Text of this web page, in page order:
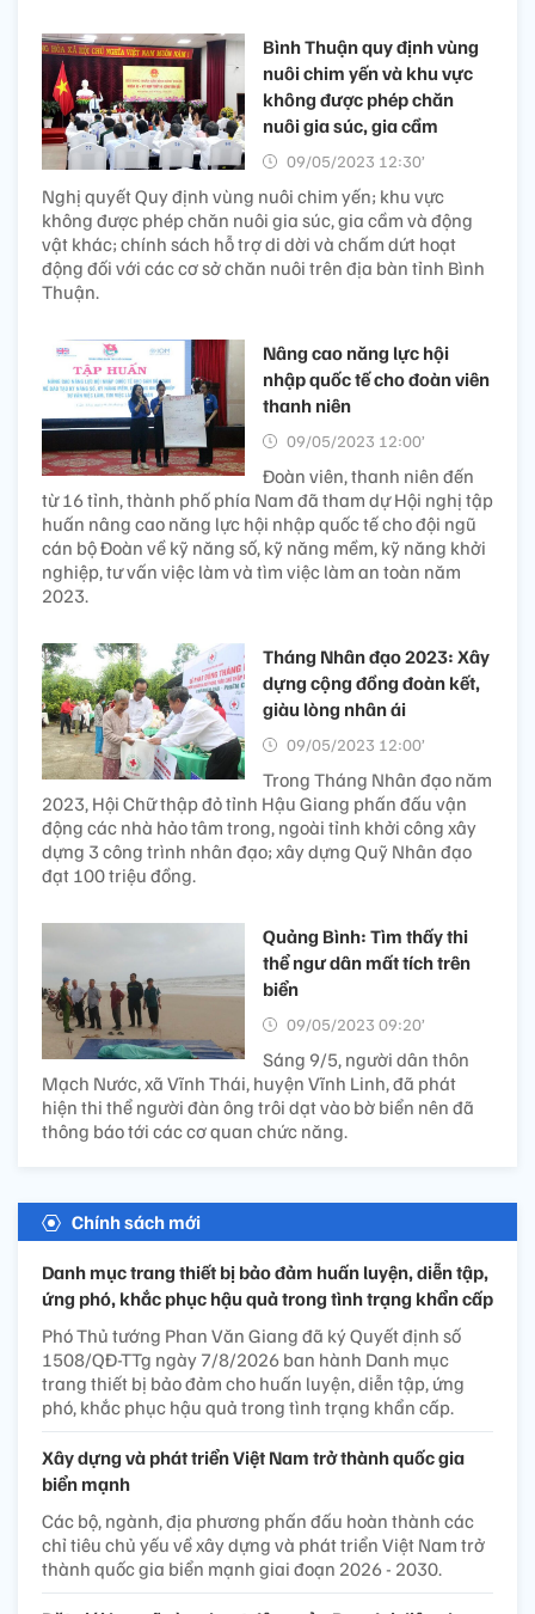
Bình Thuận quy định vùng
nuôi chim yến và khu vực
không được phép chăn
nuôi gia súc, gia cầm
09/05/2023 12:30’
Nghị quyết Quy định vùng nuôi chim yến; khu vực
không được phép chăn nuôi gia súc, gia cầm và động
vật khác; chính sách hỗ trợ di dời và chấm dứt hoạt
động đối với các cơ sở chăn nuôi trên địa bàn tỉnh Bình
Thuận.
Nâng cao năng lực hội
nhập quốc tế cho đoàn viên
thanh niên
09/05/2023 12:00’
Đoàn viên, thanh niên đến
từ 16 tỉnh, thành phố phía Nam đã tham dự Hội nghị tập
huấn nâng cao năng lực hội nhập quốc tế cho đội ngũ
cán bộ Đoàn về kỹ năng số, kỹ năng mềm, kỹ năng khởi
nghiệp, tư vấn việc làm và tìm việc làm an toàn năm
2023.
Tháng Nhân đạo 2023: Xây
dựng cộng đồng đoàn kết,
giàu lòng nhân ái
09/05/2023 12:00’
Trong Tháng Nhân đạo năm
2023, Hội Chữ thập đỏ tỉnh Hậu Giang phấn đấu vận
động các nhà hảo tâm trong, ngoài tỉnh khởi công xây
dựng 3 công trình nhân đạo; xây dựng Quỹ Nhân đạo
đạt 100 triệu đồng.
Quảng Bình: Tìm thấy thi
thể ngư dân mất tích trên
biển
09/05/2023 09:20’
Sáng 9/5, người dân thôn
Mạch Nước, xã Vĩnh Thái, huyện Vĩnh Linh, đã phát
hiện thi thể người đàn ông trôi dạt vào bờ biển nên đã
thông báo tới các cơ quan chức năng.
Chính sách mới
Danh mục trang thiết bị bảo đảm huấn luyện, diễn tập,
ứng phó, khắc phục hậu quả trong tình trạng khẩn cấp
Phó Thủ tướng Phan Văn Giang đã ký Quyết định số
1508/QĐ-TTg ngày 7/8/2026 ban hành Danh mục
trang thiết bị bảo đảm cho huấn luyện, diễn tập, ứng
phó, khắc phục hậu quả trong tình trạng khẩn cấp.
Xây dựng và phát triển Việt Nam trở thành quốc gia
biển mạnh
Các bộ, ngành, địa phương phấn đấu hoàn thành các
chỉ tiêu chủ yếu về xây dựng và phát triển Việt Nam trở
thành quốc gia biển mạnh giai đoạn 2026 - 2030.